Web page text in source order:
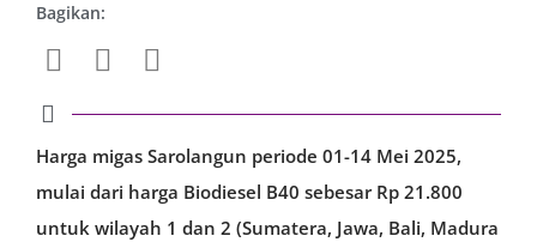
Bagikan:
Harga migas Sarolangun periode 01-14 Mei 2025,
mulai dari harga Biodiesel B40 sebesar Rp 21.800
untuk wilayah 1 dan 2 (Sumatera, Jawa, Bali, Madura